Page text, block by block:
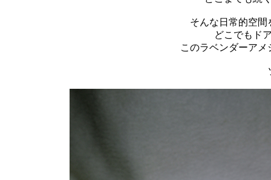
そんな日常的空
どこでもド
このラベンダーア